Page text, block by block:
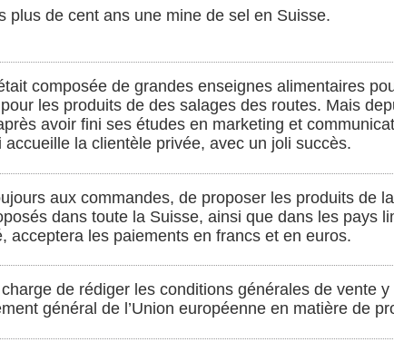
plus de cent ans une mine de sel en Suisse.
composée de grandes enseignes alimentaires
les produits de des salages des routes. Mais
avoir fini ses études en marketing et
la clientèle privée, avec un joli succès.
aux commandes, de proposer les produits de
dans toute la Suisse, ainsi que dans les pays
acceptera les paiements en francs et en euros.
de rédiger les conditions générales de vente
général de l’Union européenne en matière de